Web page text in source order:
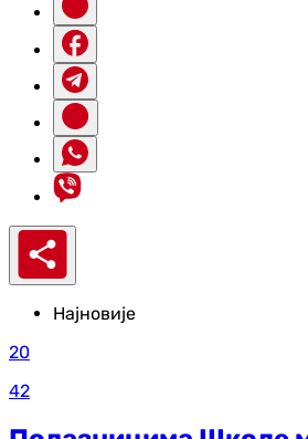
Најновије
20
42